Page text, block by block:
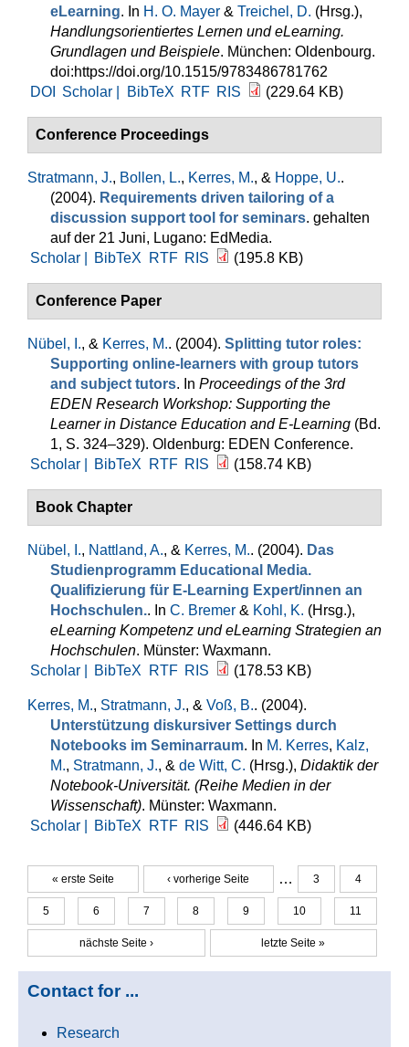
eLearning. In H. O. Mayer & Treichel, D. (Hrsg.),
Handlungsorientiertes Lernen und eLearning.
Grundlagen und Beispiele. München: Oldenbourg.
doi:https://doi.org/10.1515/9783486781762
DOI
Scholar | BibTeX RTF RIS (229.64 KB)
Conference Proceedings
Stratmann, J., Bollen, L., Kerres, M., & Hoppe, U..
(2004). Requirements driven tailoring of a
discussion support tool for seminars. gehalten
auf der 21 Juni, Lugano: EdMedia.
Scholar |
BibTeX RTF RIS (195.8 KB)
Conference Paper
Nübel, I., & Kerres, M.. (2004). Splitting tutor roles:
Supporting online-learners with group tutors
and subject tutors. In Proceedings of the 3rd
EDEN Research Workshop: Supporting the
Learner in Distance Education and E-Learning (Bd.
1, S. 324–329). Oldenburg: EDEN Conference.
Scholar |
BibTeX RTF RIS (158.74 KB)
Book Chapter
Nübel, I., Nattland, A., & Kerres, M.. (2004). Das
Studienprogramm Educational Media.
Qualifizierung für E-Learning Expert/innen an
Hochschulen.. In C. Bremer & Kohl, K. (Hrsg.),
eLearning Kompetenz und eLearning Strategien an
Hochschulen. Münster: Waxmann.
Scholar |
BibTeX RTF RIS (178.53 KB)
Kerres, M., Stratmann, J., & Voß, B.. (2004).
Unterstützung diskursiver Settings durch
Notebooks im Seminarraum. In M. Kerres, Kalz,
M., Stratmann, J., & de Witt, C. (Hrsg.), Didaktik der
Notebook-Universität. (Reihe Medien in der
Wissenschaft). Münster: Waxmann.
Scholar |
BibTeX RTF RIS (446.64 KB)
Seiten
« erste Seite ‹ vorherige Seite … 3 4
5 6 7 8 9 10 11
nächste Seite › letzte Seite »
Contact for ...
Research